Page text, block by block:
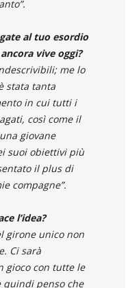
al tuo esordio
vive oggi?
me lo
stata tanta
in cui tutti i
così come il
giovane
suoi obiettivi più
il plus di
l’idea?
girone unico non
Ci sarà
gioco con tutte le